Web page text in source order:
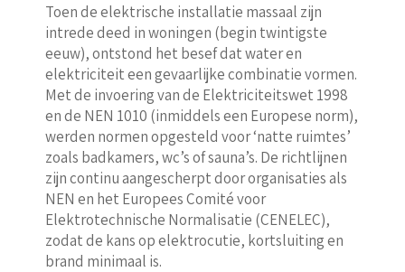
Toen de elektrische installatie massaal zijn
intrede deed in woningen (begin twintigste
eeuw), ontstond het besef dat water en
elektriciteit een gevaarlijke combinatie vormen.
Met de invoering van de Elektriciteitswet 1998
en de NEN 1010 (inmiddels een Europese norm),
werden normen opgesteld voor ‘natte ruimtes’
zoals badkamers, wc’s of sauna’s. De richtlijnen
zijn continu aangescherpt door organisaties als
NEN en het Europees Comité voor
Elektrotechnische Normalisatie (CENELEC),
zodat de kans op elektrocutie, kortsluiting en
brand minimaal is.